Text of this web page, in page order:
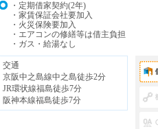
・定期借家契約(2年)
・家賃保証会社要加入
・火災保険要加入
・エアコンの修繕等は借主負担
・ガス・給湯なし
交通
京阪中之島線中之島徒歩2分
JR環状線福島徒歩7分
阪神本線福島徒歩7分